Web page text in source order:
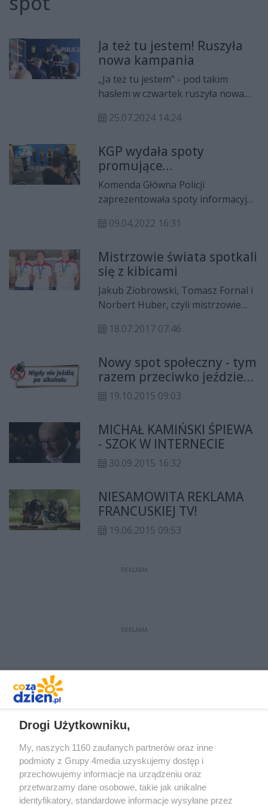
Ja też tu jestem! Ruszyła
nowa kampania
„Ja też tu jestem” - pod takim
hasłem w czwartek ruszyła nowa
realizowana w ramach
jest miejsce na drodze”.
25.07.2024 14:24
KGP wydała spoty
promujące
bezpieczeństwo podczas
podróży dla Ukraińców
Komenda Główna Policji
zaprezentowała spoty informacyjne
dotyczące bezpieczeństwa i
09.04.2022 16:31
Mistrzowie świata spotkali
się z kibicami
Jakub Ziobrowski, Tomasz Fornal i
Norbert Huber, czyli mistrzowie
zawodnicy Cerradu Czarnych
17 lipca z radomskimi kibicami. Był
to ich pierwszy przyjazd do
Radomia po wywalczeniu złotych
18.07.2017 07:46
Nowy spot społeczny - tym
razem przeciwko jeździe
po alkoholu.
19.10.2015 09:03
MICHAŁ KAMIŃSKI ŚPIEWA
- SZOK W INTERNECIE
30.09.2015 16:32
NIESAMOWITA REKLAMA
FRANCUSKIEJ TV!
19.06.2015 09:53
REKLAMA
REKLAMA
Drogi Użytkowniku,
My, naszych 1160 zaufanych partnerów oraz inne
podmioty z Grupy 4media uzyskujemy dostęp i
przechowujemy informacje na urządzeniu oraz
przetwarzamy dane osobowe, takie jak unikalne
identyfikatory, standardowe informacje wysyłane przez